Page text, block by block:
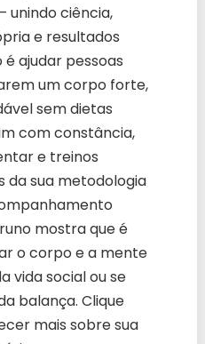
unindo ciência,
e resultados
é ajudar pessoas
um corpo forte,
sem dietas
com constância,
e treinos
da sua metodologia
mostra que é
o corpo e a mente
vida social ou se
balança. Clique
mais sobre sua